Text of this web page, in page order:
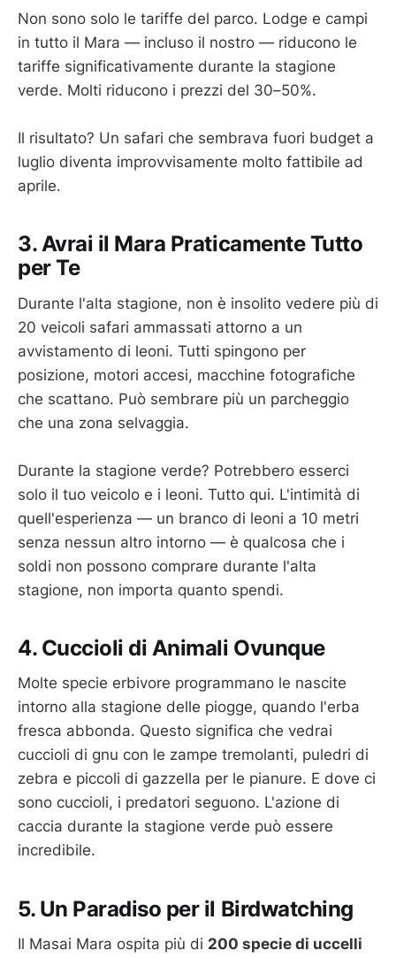
Non sono solo le tariffe del parco. Lodge e campi
in tutto il Mara — incluso il nostro — riducono le
tariffe significativamente durante la stagione
verde. Molti riducono i prezzi del 30–50%.
Il risultato? Un safari che sembrava fuori budget a
luglio diventa improvvisamente molto fattibile ad
aprile.
3. Avrai il Mara Praticamente Tutto
per Te
Durante l'alta stagione, non è insolito vedere più di
20 veicoli safari ammassati attorno a un
avvistamento di leoni. Tutti spingono per
posizione, motori accesi, macchine fotografiche
che scattano. Può sembrare più un parcheggio
che una zona selvaggia.
Durante la stagione verde? Potrebbero esserci
solo il tuo veicolo e i leoni. Tutto qui. L'intimità di
quell'esperienza — un branco di leoni a 10 metri
senza nessun altro intorno — è qualcosa che i
soldi non possono comprare durante l'alta
stagione, non importa quanto spendi.
4. Cuccioli di Animali Ovunque
Molte specie erbivore programmano le nascite
intorno alla stagione delle piogge, quando l'erba
fresca abbonda. Questo significa che vedrai
cuccioli di gnu con le zampe tremolanti, puledri di
zebra e piccoli di gazzella per le pianure. E dove ci
sono cuccioli, i predatori seguono. L'azione di
caccia durante la stagione verde può essere
incredibile.
5. Un Paradiso per il Birdwatching
Il Masai Mara ospita più di 200 specie di uccelli